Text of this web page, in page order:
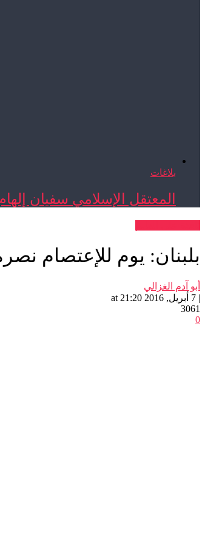
بلاغات
المعتقل الإسلامي سفيان
بلبنان: يوم للإعتصام
أبو آدم الغزالي
| 7 أبريل, 2016 at 21:20
3061
0